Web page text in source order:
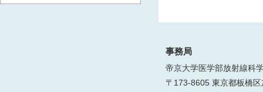
事務局
帝京大学医学部放射線科
〒173-8605 東京都板橋